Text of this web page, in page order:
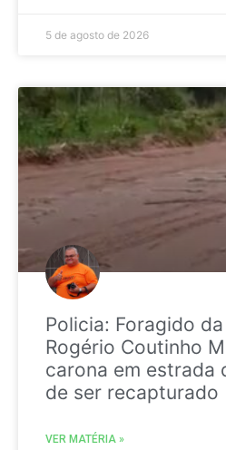
5 de agosto de 2026
Policia: Foragido
Rogério Coutinho
carona em estrada
de ser recapturado
VER MATÉRIA »